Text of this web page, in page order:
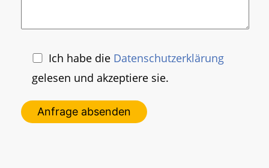
Ich habe die Daten­schutzerklärung
gelesen und akzeptiere sie.